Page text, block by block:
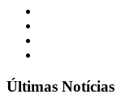
Últimas Notícias